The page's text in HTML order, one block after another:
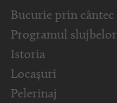
Bucurie prin cântec
Programul slujbelor
Istoria
Locașuri
Pelerinaj